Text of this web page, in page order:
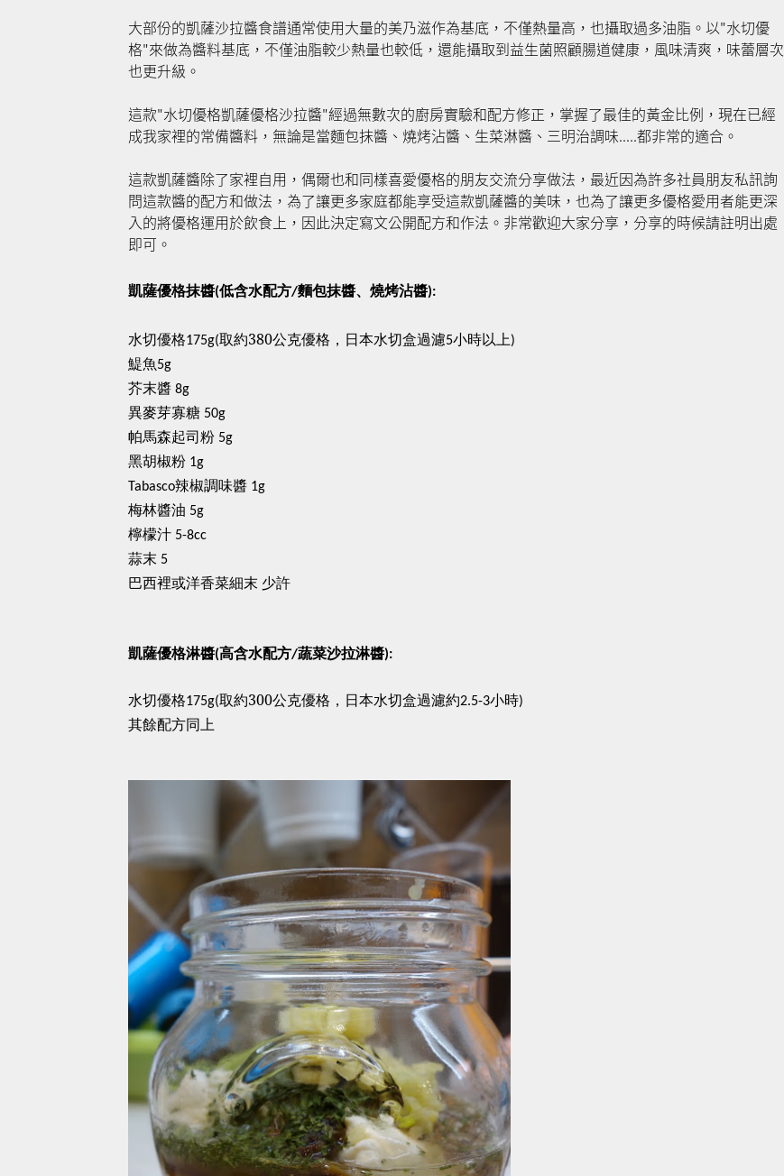
大部份的凱薩沙拉醬食譜通常使用大量的美乃滋作為基底，不僅熱量高，也攝取過多油脂。以"水切優
格"來做為醬料基底，不僅油脂較少熱量也較低，還能攝取到益生菌照顧腸道健康，風味清爽，味蕾層次
也更升級。
這款"水切優格凱薩優格沙拉醬"經過無數次的廚房實驗和配方修正，掌握了最佳的黃金比例，現在已經
成我家裡的常備醬料，無論是當麵包抹醬、燒烤沾醬、生菜淋醬、三明治調味.....都非常的適合。
這款凱薩醬除了家裡自用，偶爾也和同樣喜愛優格的朋友交流分享做法，最近因為許多社員朋友私訊詢
問這款醬的配方和做法，為了讓更多家庭都能享受這款凱薩醬的美味，也為了讓更多優格愛用者能更深
入的將優格運用於飲食上，因此決定寫文公開配方和作法。非常歡迎大家分享，分享的時候請註明出處
即可。
凱薩優格抹醬(低含水配方/麵包抹醬、燒烤沾醬):
水切優格175g(取約380公克優格，日本水切盒過濾5小時以上)
鯷魚5g
芥末醬 8g
異麥芽寡糖 50g
帕馬森起司粉 5g
黑胡椒粉 1g
Tabasco辣椒調味醬 1g
梅林醬油 5g
檸檬汁 5-8cc
蒜末 5
巴西裡或洋香菜細末 少許
凱薩優格淋醬(高含水配方/蔬菜沙拉淋醬):
水切優格175g(取約300公克優格，日本水切盒過濾約2.5-3小時)
其餘配方同上